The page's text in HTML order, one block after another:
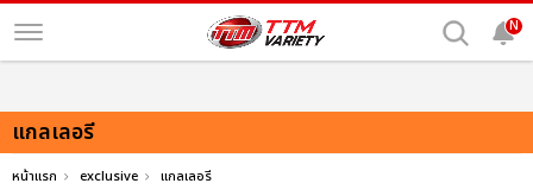
N
แกลเลอรี
หน้าแรก exclusive แกลเลอรี